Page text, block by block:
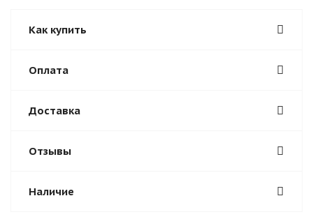
Как купить
Оплата
Доставка
Отзывы
Наличие